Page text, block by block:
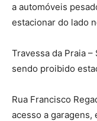
a automóveis
estacionar do lado
Travessa da Praia
sendo proibido
Rua Francisco
acesso a garagens,